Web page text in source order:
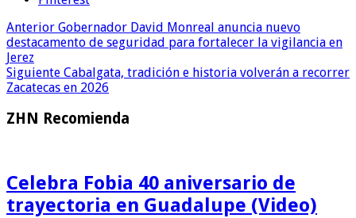
Anterior Gobernador David Monreal anuncia nuevo
destacamento de seguridad para fortalecer la vigilancia en
Jerez
Siguiente Cabalgata, tradición e historia volverán a recorrer
Zacatecas en 2026
ZHN Recomienda
Celebra Fobia 40 aniversario de
trayectoria en Guadalupe (Video)